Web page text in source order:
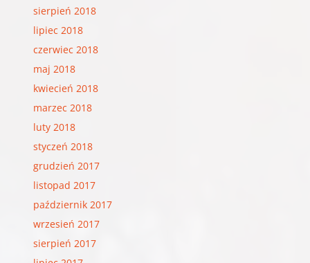
sierpień 2018
lipiec 2018
czerwiec 2018
maj 2018
kwiecień 2018
marzec 2018
luty 2018
styczeń 2018
grudzień 2017
listopad 2017
październik 2017
wrzesień 2017
sierpień 2017